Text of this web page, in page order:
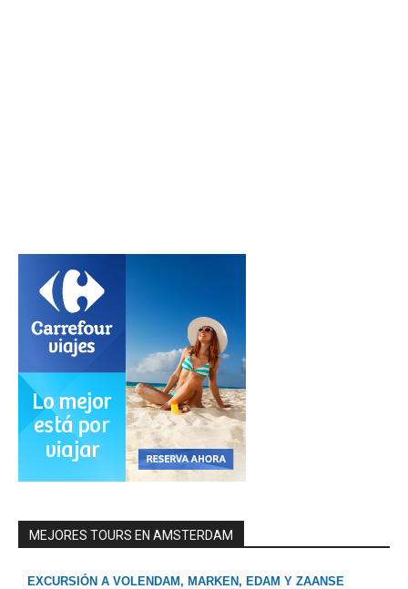
MEJORES TOURS EN AMSTERDAM
EXCURSIÓN A VOLENDAM, MARKEN, EDAM Y ZAANSE